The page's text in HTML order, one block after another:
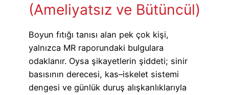
(Ameliyatsız ve Bütüncül)
Boyun fıtığı tanısı alan pek çok kişi,
yalnızca MR raporundaki bulgulara
odaklanır. Oysa şikayetlerin şiddeti; sinir
basısının derecesi, kas–iskelet sistemi
dengesi ve günlük duruş alışkanlıklarıyla